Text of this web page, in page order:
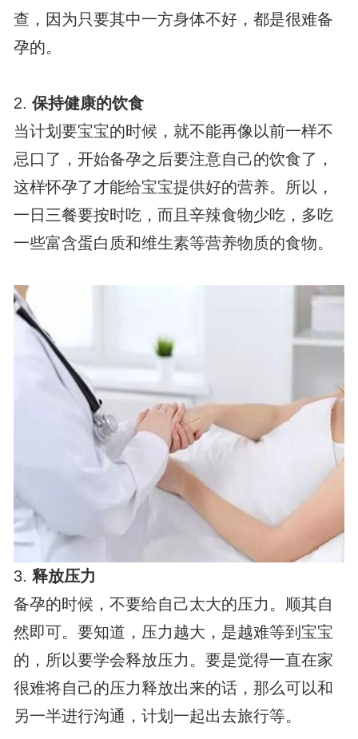
查，因为只要其中一方身体不好，都是很难备
孕的。
2. 保持健康的饮食
当计划要宝宝的时候，就不能再像以前一样不
忌口了，开始备孕之后要注意自己的饮食了，
这样怀孕了才能给宝宝提供好的营养。所以，
一日三餐要按时吃，而且辛辣食物少吃，多吃
一些富含蛋白质和维生素等营养物质的食物。
3. 释放压力
备孕的时候，不要给自己太大的压力。顺其自
然即可。要知道，压力越大，是越难等到宝宝
的，所以要学会释放压力。要是觉得一直在家
很难将自己的压力释放出来的话，那么可以和
另一半进行沟通，计划一起出去旅行等。